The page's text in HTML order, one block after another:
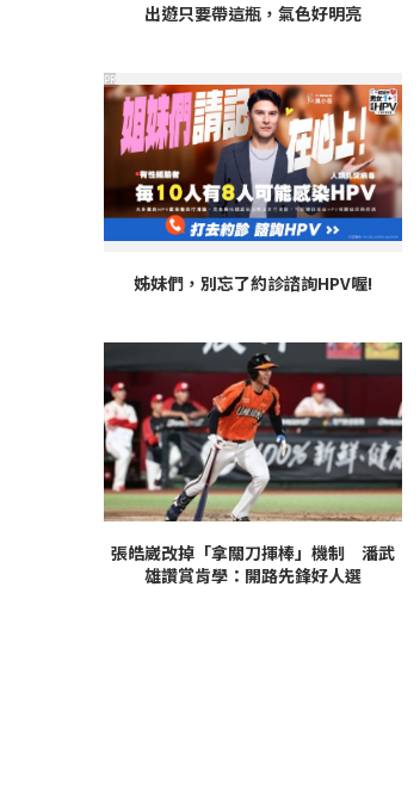
出遊只要帶這瓶，氣色好明亮
姊妹們，別忘了約診諮詢HPV喔!
PR
張皓崴改掉「拿關刀揮棒」機制 潘武
雄讚賞肯學：開路先鋒好人選